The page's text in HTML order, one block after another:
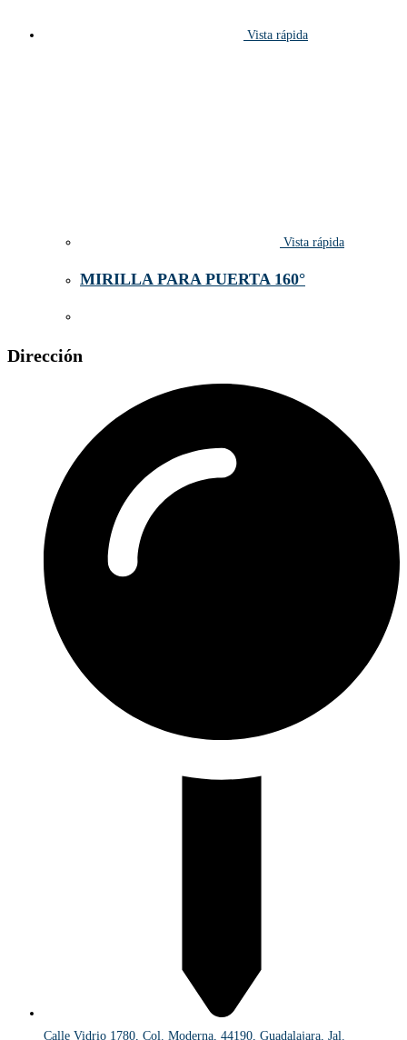
Vista rápida
Vista rápida
MIRILLA PARA PUERTA 160°
Dirección
Calle Vidrio 1780, Col. Moderna, 44190, Guadalajara, Jal.